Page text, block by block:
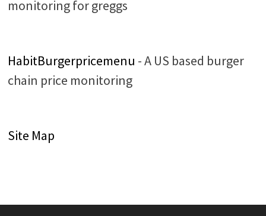
monitoring for greggs
HabitBurgerpricemenu - A US based burger
chain price monitoring
Site Map